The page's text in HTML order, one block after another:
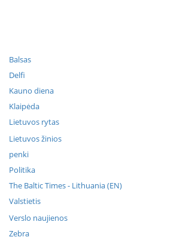
Balsas
Delfi
Kauno diena
Klaipėda
Lietuvos rytas
Lietuvos žinios
penki
Politika
The Baltic Times - Lithuania (EN)
Valstietis
Verslo naujienos
Zebra